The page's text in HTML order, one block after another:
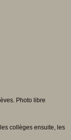
Photo libre
collèges ensuite, les